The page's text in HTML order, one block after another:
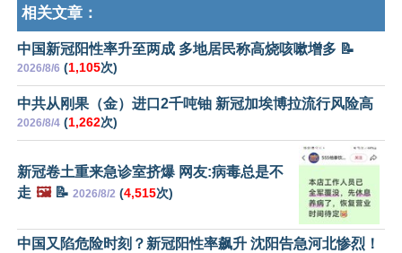
相关文章：
中国新冠阳性率升至两成 多地居民称高烧咳嗽增多 📝
2026/8/6 (1,105次)
中共从刚果（金）进口2千吨铀 新冠加埃博拉流行风险高
2026/8/4 (1,262次)
新冠卷土重来急诊室挤爆 网友:病毒总是不
走 🖼️📝 2026/8/2 (4,515次)
中国又陷危险时刻？新冠阳性率飙升 沈阳告急河北惨烈！